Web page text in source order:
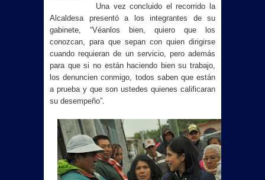
Una vez concluido el recorrido la
Alcaldesa presentó a los integrantes de su
gabinete, “Véanlos bien, quiero que los
conozcan, para que sepan con quien dirigirse
cuando requieran de un servicio, pero además
para que si no están haciendo bien su trabajo,
los denuncien conmigo, todos saben que están
a prueba y que son ustedes quienes calificaran
su desempeño”.